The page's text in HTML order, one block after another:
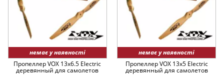
Ціна
немає у наявності
Пропеллер VOX 13x6.5 Electric
деревянный для самолетов
немає у наявності
Пропеллер VOX 13x5 Electric
деревянный для самолетов